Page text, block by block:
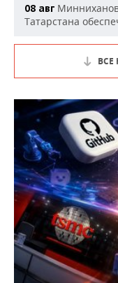
08 авг
Татарстана
ВСЕ